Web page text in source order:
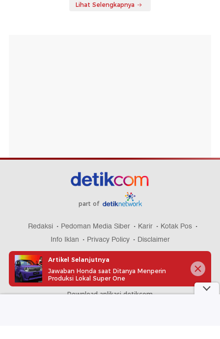
Lihat Selengkapnya
part of
Redaksi Pedoman Media Siber Karir
Kotak Pos
Info Iklan
Privacy Policy Disclaimer
Download aplikasi detikcom
Artikel Selanjutnya
Jawaban Honda saat Ditanya Menperin
Produksi Lokal Super One